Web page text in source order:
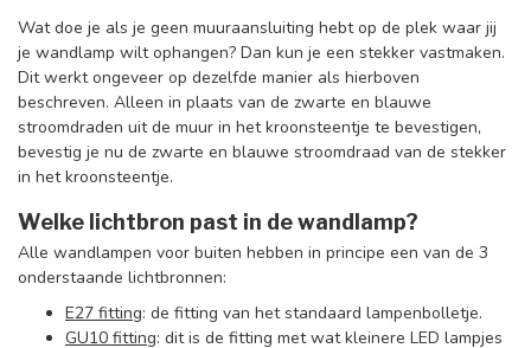
Wat doe je als je geen muuraansluiting hebt op de plek waar jij
je wandlamp wilt ophangen? Dan kun je een stekker vastmaken.
Dit werkt ongeveer op dezelfde manier als hierboven
beschreven. Alleen in plaats van de zwarte en blauwe
stroomdraden uit de muur in het kroonsteentje te bevestigen,
bevestig je nu de zwarte en blauwe stroomdraad van de stekker
in het kroonsteentje.
Welke lichtbron past in de wandlamp?
Alle wandlampen voor buiten hebben in principe een van de 3
onderstaande lichtbronnen:
E27 fitting: de fitting van het standaard lampenbolletje.
GU10 fitting: dit is de fitting met wat kleinere LED lampjes